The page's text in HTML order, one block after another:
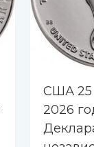
США 25
2026